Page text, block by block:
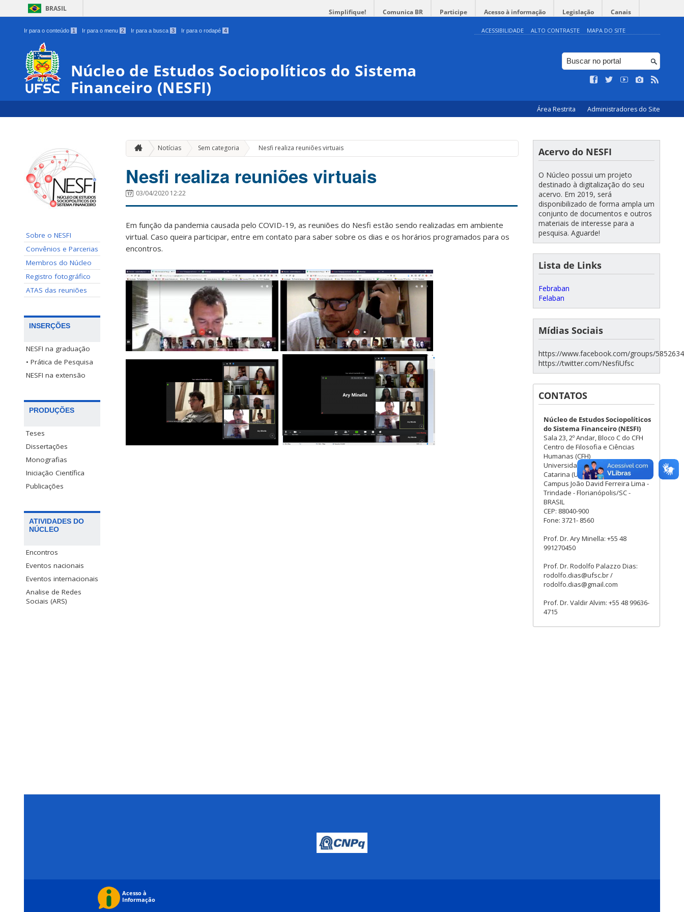
BRASIL Simplifique! Comunica BR Participe Acesso à informação Legislação Canais
Ir para o conteúdo 1 Ir para o menu 2 Ir para a busca 3 Ir para o rodapé 4 ACESSIBILIDADE ALTO CONTRASTE MAPA DO SITE
Núcleo de Estudos Sociopolíticos do Sistema
Financeiro (NESFI)
Área Restrita Administradores do Site
Sobre o NESFI
Convênios e Parcerias
Membros do Núcleo
Registro fotográfico
ATAS das reuniões
INSERÇÕES
NESFI na graduação
• Prática de Pesquisa
NESFI na extensão
PRODUÇÕES
Teses
Dissertações
Monografias
Iniciação Científica
Publicações
ATIVIDADES DO
NÚCLEO
Encontros
Eventos nacionais
Eventos internacionais
Analise de Redes
Sociais (ARS)
Notícias Sem categoria » Nesfi realiza reuniões virtuais
Nesfi realiza reuniões virtuais
03/04/2020 12:22
Em função da pandemia causada pelo COVID-19, as reuniões do Nesfi estão sendo realizadas em ambiente
virtual. Caso queira participar, entre em contato para saber sobre os dias e os horários programados para os
encontros.
Acervo do NESFI
O Núcleo possui um projeto
destinado à digitalização do seu
acervo. Em 2019, será
disponibilizado de forma ampla um
conjunto de documentos e outros
materiais de interesse para a
pesquisa. Aguarde!
Lista de Links
Febraban
Felaban
Mídias Sociais
https://www.facebook.com/groups/
https://twitter.com/NesfiUfsc
CONTATOS
Núcleo de Estudos Sociopolíticos
do Sistema Financeiro (NESFI)
Sala 23, 2º Andar, Bloco C do CFH
Centro de Filosofia e Ciências
Humanas (CFH)
Universidade Federal de Santa
Catarina (UFSC)
Campus João David Ferreira Lima -
Trindade - Florianópolis/SC -
BRASIL
CEP: 88040-900
Fone: 3721- 8560
Prof. Dr. Ary Minella: +55 48
991270450
Prof. Dr. Rodolfo Palazzo Dias:
rodolfo.dias@ufsc.br /
rodolfo.dias@gmail.com
Prof. Dr. Valdir Alvim: +55 48 99636-
4715